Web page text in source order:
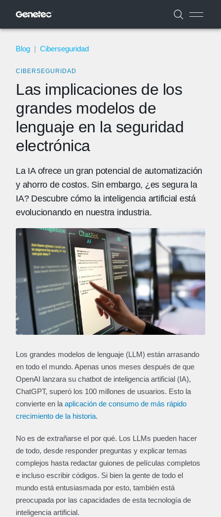
Blog | Ciberseguridad
CIBERSEGURIDAD
Las implicaciones de los
grandes modelos de
lenguaje en la seguridad
electrónica
La IA ofrece un gran potencial de automatización
y ahorro de costos. Sin embargo, ¿es segura la
IA? Descubre cómo la inteligencia artificial está
evolucionando en nuestra industria.
Los grandes modelos de lenguaje (LLM) están arrasando
en todo el mundo. Apenas unos meses después de que
OpenAI lanzara su chatbot de inteligencia artificial (IA),
ChatGPT, superó los 100 millones de usuarios. Esto la
convierte en la aplicación de consumo de más rápido
crecimiento de la historia.
No es de extrañarse el por qué. Los LLMs pueden hacer
de todo, desde responder preguntas y explicar temas
complejos hasta redactar guiones de películas completos
e incluso escribir códigos. Si bien la gente de todo el
mundo está entusiasmada por esto, también está
preocupada por las capacidades de esta tecnología de
inteligencia artificial.